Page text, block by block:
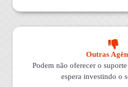
Outras
Podem não oferecer o
espera investindo o